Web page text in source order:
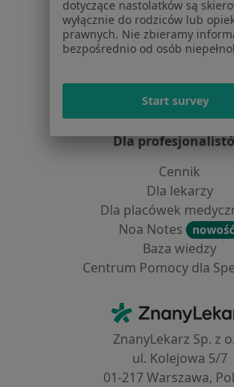
Pytania i
Usługi i zabiegi
Choroby
Blog dla pacjentów
Dla
Cennik
Dla lekarzy
Dla placówek
Noa Notes
nowość
Baza wiedzy
Centrum Pomocy dla
ZnanyLekarz Sp. z
ul. Kolejowa 5/7
01-217 Warszawa,
dotyczące nastolatków są
wyłącznie do rodziców lub
prawnych. Nie zbieramy
bezpośrednio od osób
Start survey